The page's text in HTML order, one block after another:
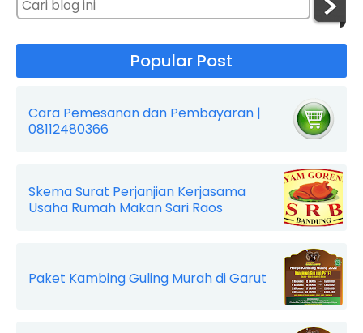
Popular Post
Cara Pemesanan dan Pembayaran |
08112480366
Skema Surat Perjanjian Kerjasama
Usaha Rumah Makan Sari Raos
Paket Kambing Guling Murah di Garut